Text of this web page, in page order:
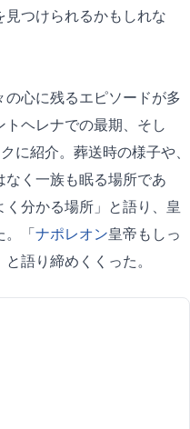
つけられるかもしれな
心に残るエピソードが多
ヘレナでの最期、そし
に紹介。葬送時の様子や、
なく一族も眠る場所であ
分かる場所」と語り、皇
「 ナポレオン皇帝もしっ
語り締めくくった。